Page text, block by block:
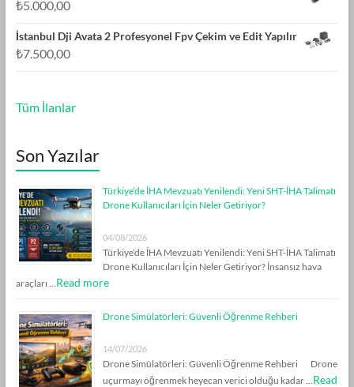
₺5.000,00
İstanbul Dji Avata 2 Profesyonel Fpv Çekim ve Edit Yapılır
₺7.500,00
Tüm İlanlar
Son Yazılar
Türkiye’de İHA Mevzuatı Yenilendi: Yeni SHT-İHA Talimatı
Drone Kullanıcıları İçin Neler Getiriyor?
04/08/2026
Türkiye’de İHA Mevzuatı Yenilendi: Yeni SHT-İHA Talimatı
Drone Kullanıcıları İçin Neler Getiriyor? İnsansız hava
araçları …Read more
Drone Simülatörleri: Güvenli Öğrenme Rehberi
14/07/2026
Drone Simülatörleri: Güvenli Öğrenme Rehberi Drone
uçurmayı öğrenmek heyecan verici olduğu kadar …Read